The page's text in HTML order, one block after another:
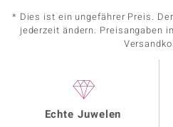
* Dies ist ein ungefährer Preis.
jederzeit ändern. Preisangaben
Echte Juwelen